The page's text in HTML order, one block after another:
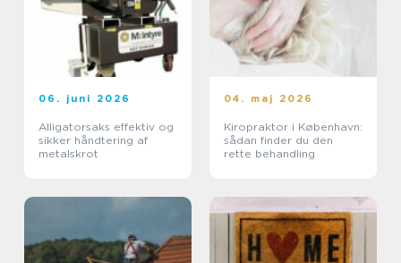
06. juni 2026
Alligatorsaks effektiv og
sikker håndtering af
metalskrot
04. maj 2026
Kiropraktor i København:
sådan finder du den
rette behandling